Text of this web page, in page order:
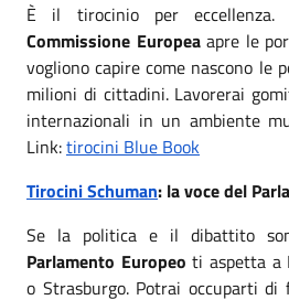
È il tirocinio per
Commissione Europeaapre le
vogliono capire come nascono le
milioni di cittadini. Lavorerai
internazionali in un ambiente
Link:tirocini Blue Book
Tirocini Schuman: la voce del
Se la politica e il dibattito
Parlamento Europeo ti aspetta a
o Strasburgo. Potrai occuparti di